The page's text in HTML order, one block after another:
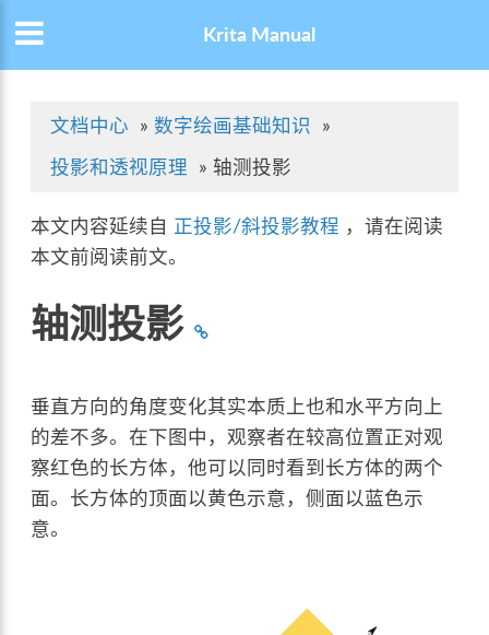
Krita Manual
文档中心 » 数字绘画基础知识
»
投影和透视原理 » 轴测投影
本文内容延续自 正投影/斜投影教程 ，请在阅读
本文前阅读前文。
轴测投影
垂直方向的角度变化其实本质上也和水平方向上
的差不多。在下图中，观察者在较高位置正对观
察红色的长方体，他可以同时看到长方体的两个
面。长方体的顶面以黄色示意，侧面以蓝色示
意。